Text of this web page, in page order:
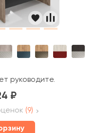
руководителя
(9)